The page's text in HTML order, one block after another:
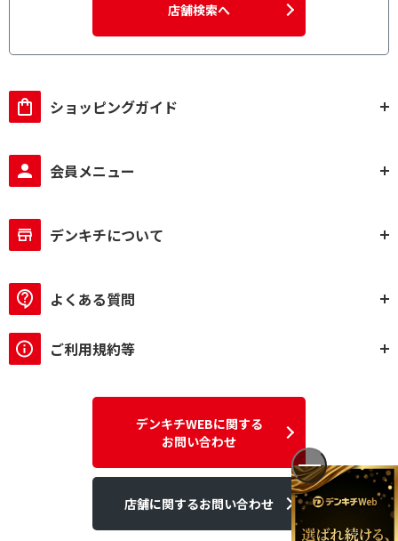
店舗検索へ
ショッピングガイド
会員メニュー
デンキチについて
よくある質問
ご利用規約等
デンキチWEBに関する
お問い合わせ
店舗に関するお問い合わせ